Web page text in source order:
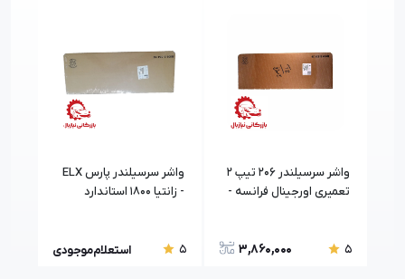
واشر سرسیلندر 206 تیپ 2
تعمیری اورجینال فرانسه -
5
3,860,000
واشر سرسیلندر پارس ELX
- زانتیا ۱۸۰۰ استاندارد
5 استعلام موجودی